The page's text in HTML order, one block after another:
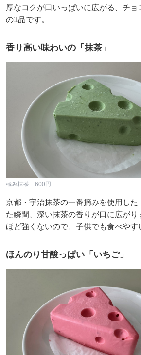
厚なコクが口いっぱいに広がる、チ
の1品です。
香り高い味わいの「抹茶」
極み抹茶 600円
京都・宇治抹茶の一番摘みを使用した
た瞬間、深い抹茶の香りが口に広が
ほど強くないので、子供でも食べやす
ほんのり甘酸っぱい「いちご」